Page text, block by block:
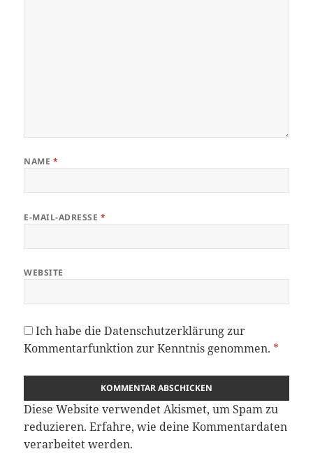
NAME *
E-MAIL-ADRESSE *
WEBSITE
Ich habe dieDatenschutzerklärungzur
Kommentarfunktion zur Kenntnis genommen. *
Diese Website verwendet Akismet, um Spam zu
reduzieren.Erfahre, wie deine Kommentardaten
verarbeitet werden.